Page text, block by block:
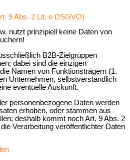
9 Abs. 2 Lit. e DSGVO)
nutzt prinzipiell keine Daten von
B2B-Zielgruppen
dabei sind die einzigen
Namen von Funktionsträgern (1.
Unternehmen, selbstverständlich
eventuelle Auskunft.
personenbezogene Daten werden
erhoben, oder stammen aus
deshalb kommt noch Art. 9 Abs. 2
Verarbeitung veröffentlichter Daten